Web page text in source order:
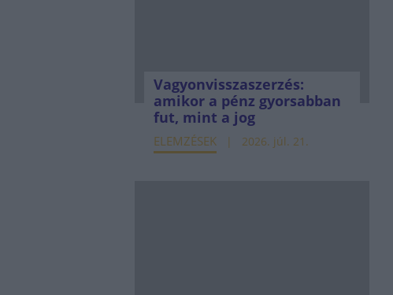
Vagyonvisszaszerzés:
amikor a pénz gyorsabban
fut, mint a jog
ELEMZÉSEK 2026. júl. 21.